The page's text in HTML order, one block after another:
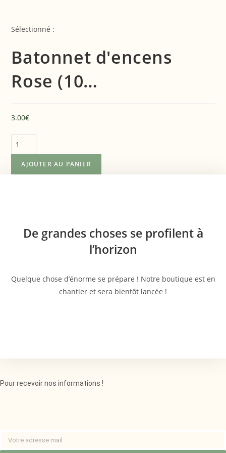
Sélectionné :
Batonnet d'encens
Rose (10…
3.00€
AJOUTER AU PANIER
De grandes choses se profilent à
l’horizon
Quelque chose d’énorme se prépare ! Notre boutique est en
chantier et sera bientôt lancée !
Pour recevoir nos informations !